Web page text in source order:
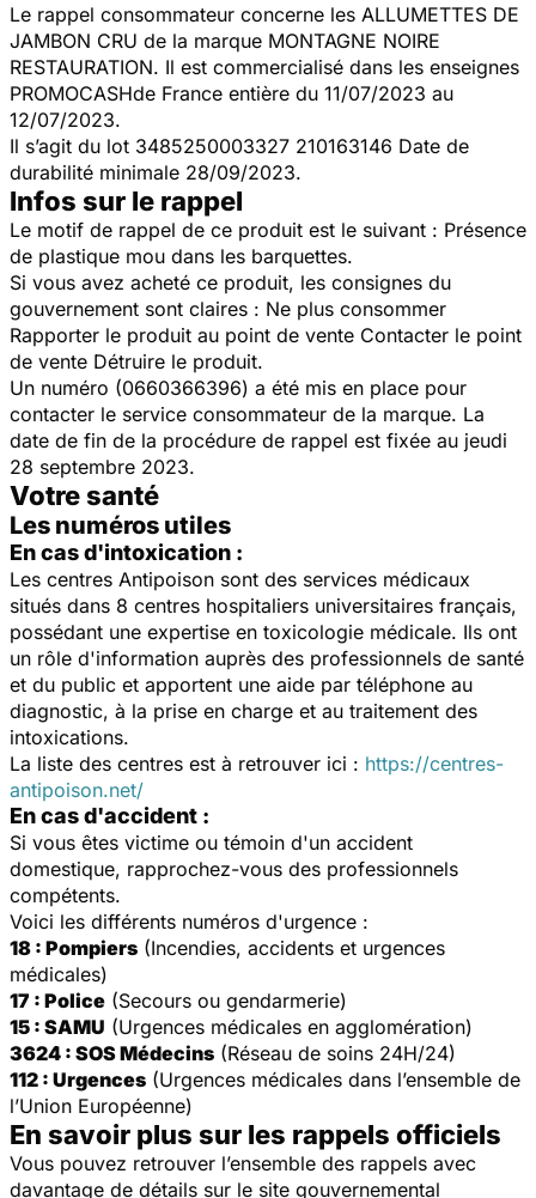
Le rappel consommateur concerne les ALLUMETTES DE
JAMBON CRU de la marque MONTAGNE NOIRE
RESTAURATION. Il est commercialisé dans les enseignes
PROMOCASHde France entière du 11/07/2023 au
12/07/2023.
Il s’agit du lot 3485250003327 210163146 Date de
durabilité minimale 28/09/2023.
Infos sur le rappel
Le motif de rappel de ce produit est le suivant : Présence
de plastique mou dans les barquettes.
Si vous avez acheté ce produit, les consignes du
gouvernement sont claires : Ne plus consommer
Rapporter le produit au point de vente Contacter le point
de vente Détruire le produit.
Un numéro (0660366396) a été mis en place pour
contacter le service consommateur de la marque. La
date de fin de la procédure de rappel est fixée au jeudi
28 septembre 2023.
Votre santé
Les numéros utiles
En cas d'intoxication :
Les centres Antipoison sont des services médicaux
situés dans 8 centres hospitaliers universitaires français,
possédant une expertise en toxicologie médicale. Ils ont
un rôle d'information auprès des professionnels de santé
et du public et apportent une aide par téléphone au
diagnostic, à la prise en charge et au traitement des
intoxications.
La liste des centres est à retrouver ici : https://centres-
antipoison.net/
En cas d'accident :
Si vous êtes victime ou témoin d'un accident
domestique, rapprochez-vous des professionnels
compétents.
Voici les différents numéros d'urgence :
18 : Pompiers (Incendies, accidents et urgences
médicales)
17 : Police (Secours ou gendarmerie)
15 : SAMU (Urgences médicales en agglomération)
3624 : SOS Médecins (Réseau de soins 24H/24)
112 : Urgences (Urgences médicales dans l’ensemble de
l’Union Européenne)
En savoir plus sur les rappels officiels
Vous pouvez retrouver l’ensemble des rappels avec
davantage de détails sur le site gouvernemental